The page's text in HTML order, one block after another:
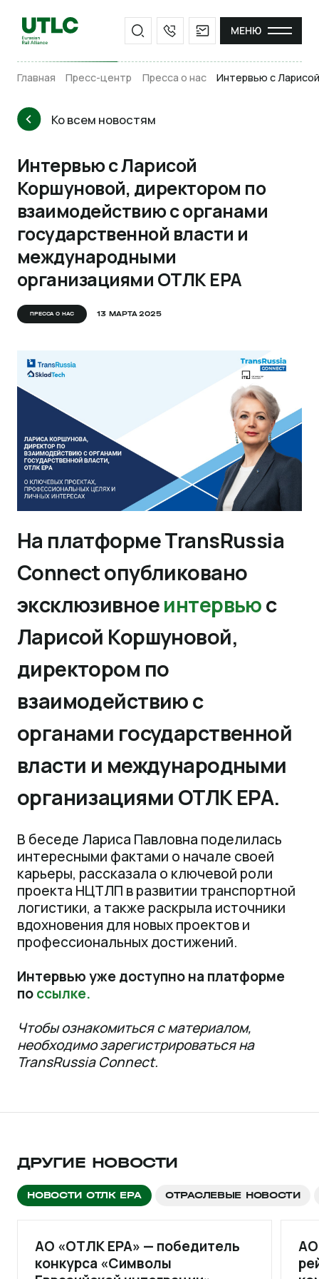
МЕНЮ
Главная Пресс-центр Пресса о нас Интервью с
Ко всем новостям
Интервью с Ларисой
Коршуновой, директором по
взаимодействию с органами
государственной власти и
международными
организациями ОТЛК ЕРА
ПРЕССА О НАС 13 МАРТА 2025
На платформе TransRussia
Connect опубликовано
эксклюзивноеинтервьюс
Ларисой Коршуновой,
директором по
взаимодействию с
органами государственной
власти и международными
организациями ОТЛК ЕРА.
В беседе Лариса Павловна поделилась
интересными фактами о начале своей
карьеры, рассказала о ключевой роли
проекта НЦТЛП в развитии транспортной
логистики, а также раскрыла источники
вдохновения для новых проектов и
профессиональных достижений.
Интервью уже доступно на платформе
поссылке.
Чтобы ознакомиться с материалом,
необходимо зарегистрироваться на
TransRussia Connect.
ДРУГИЕ НОВОСТИ
НОВОСТИ ОТЛК ЕРА ОТРАСЛЕВЫЕ НОВОСТИ
АО «ОТЛК ЕРА» — победитель
конкурса «Символы